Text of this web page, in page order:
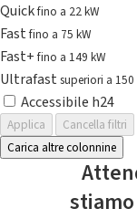
Quickfino a 22 kW
Fastfino a 75 kW
Fast+fino a 149 kW
Ultrafast superiori a 150
Accessibile h24
Applica
Cancella filtri
Carica altre colonnine